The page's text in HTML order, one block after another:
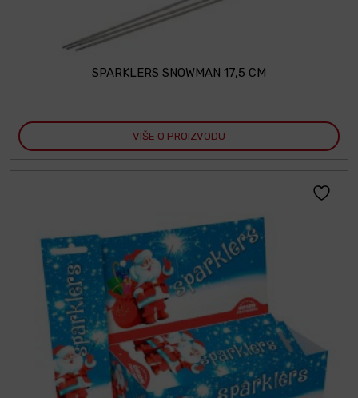
SPARKLERS SNOWMAN 17,5 CM
VIŠE O PROIZVODU